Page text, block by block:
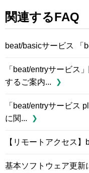
関連するFAQ
beat/basicサービス 「
「beat/entryサービス
するご案内...
「beat/entryサービス
に関...
【リモートアクセス
基本ソフトウェア更新